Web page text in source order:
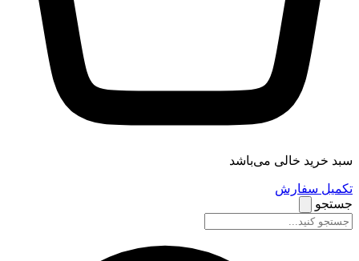
سبد خرید خالی می‌باشد
تکمیل سفارش
جستجو